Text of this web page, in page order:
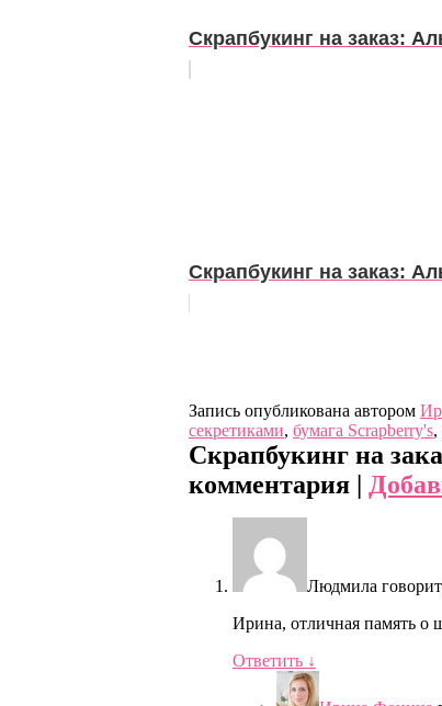
Скрапбукинг на заказ:
Скрапбукинг на заказ:
Запись опубликована автором
секретиками, бумага Scrapberry's,
Скрапбукинг на
комментария |
Людмила говорит
Ирина, отличная память о
Ответить ↓